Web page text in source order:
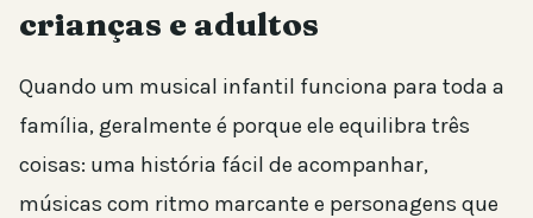
crianças e adultos
Quando um musical infantil funciona para toda a
família, geralmente é porque ele equilibra três
coisas: uma história fácil de acompanhar,
músicas com ritmo marcante e personagens que